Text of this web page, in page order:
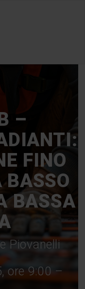
–
FINO
BASSA
Piovanelli
ore 9:00 –